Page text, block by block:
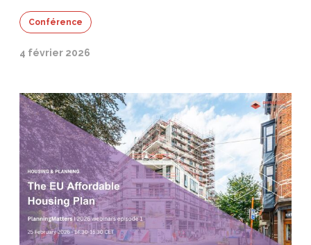
Conférence
4 février 2026